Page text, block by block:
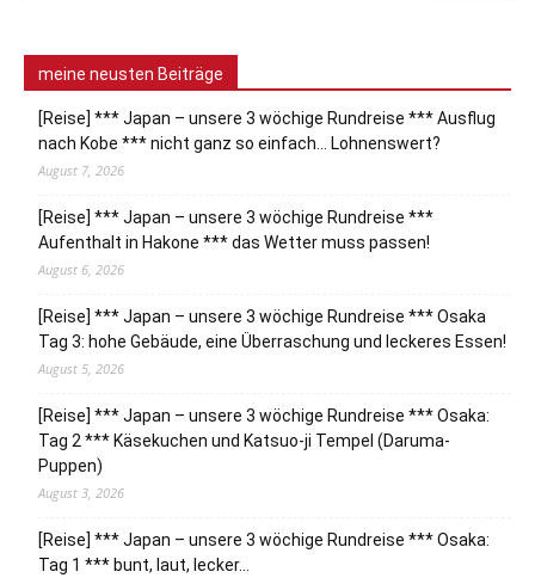
meine neusten Beiträge
[Reise] *** Japan – unsere 3 wöchige Rundreise *** Ausflug
nach Kobe *** nicht ganz so einfach… Lohnenswert?
August 7, 2026
[Reise] *** Japan – unsere 3 wöchige Rundreise ***
Aufenthalt in Hakone *** das Wetter muss passen!
August 6, 2026
[Reise] *** Japan – unsere 3 wöchige Rundreise *** Osaka
Tag 3: hohe Gebäude, eine Überraschung und leckeres Essen!
August 5, 2026
[Reise] *** Japan – unsere 3 wöchige Rundreise *** Osaka:
Tag 2 *** Käsekuchen und Katsuo-ji Tempel (Daruma-
Puppen)
August 3, 2026
[Reise] *** Japan – unsere 3 wöchige Rundreise *** Osaka:
Tag 1 *** bunt, laut, lecker…